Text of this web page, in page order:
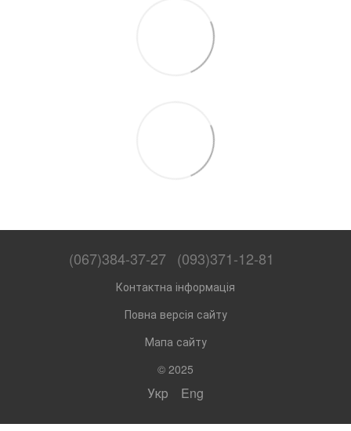
(067)384-37-27 (093)371-12-81
Контактна інформація
Повна версія сайту
Мапа сайту
© 2025
Укр Eng